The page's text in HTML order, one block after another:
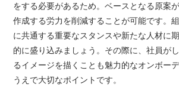
をする必要があるため。ベースとなる原案
作成する労力を削減することが可能です。
に共通する重要なスタンスや新たな人材に
的に盛り込みましょう。その際に、社員が
るイメージを描くことも魅力的なオンボー
うえで大切なポイントです。